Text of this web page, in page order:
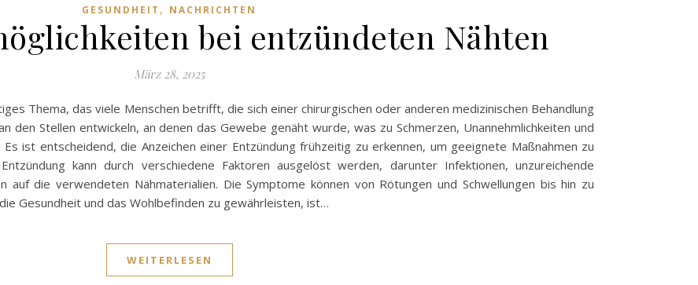
GESUNDHEIT , NACHRICHTEN
bei entzündeten Nähten
März 28, 2025
Thema, das viele Menschen betrifft, die sich einer chirurgischen oder anderen medizinischen Behandlung
den Stellen entwickeln, an denen das Gewebe genäht wurde, was zu Schmerzen, Unannehmlichkeiten und
Es ist entscheidend, die Anzeichen einer Entzündung frühzeitig zu erkennen, um geeignete Maßnahmen zu
kann durch verschiedene Faktoren ausgelöst werden, darunter Infektionen, unzureichende
auf die verwendeten Nähmaterialien. Die Symptome können von Rötungen und Schwellungen bis hin zu
Gesundheit und das Wohlbefinden zu gewährleisten, ist…
WEITERLESEN